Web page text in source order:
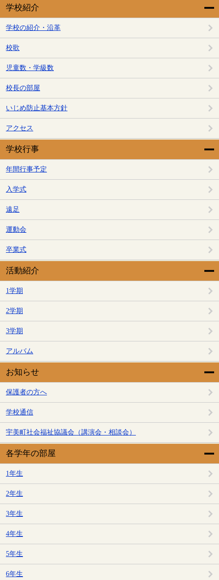
学校紹介
学校の紹介・沿革
校歌
児童数・学級数
校長の部屋
いじめ防止基本方針
アクセス
学校行事
年間行事予定
入学式
遠足
運動会
卒業式
活動紹介
1学期
2学期
3学期
アルバム
お知らせ
保護者の方へ
学校通信
宇美町社会福祉協議会（講演会・相談会）
各学年の部屋
1年生
2年生
3年生
4年生
5年生
6年生